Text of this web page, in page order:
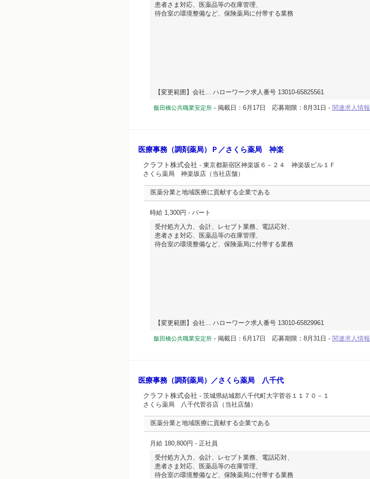
患者さま対応、医薬品等の在庫管理、
待合室の環境整備など、保険薬局に付帯する業務
【変更範囲】会社... ハローワーク求人番号 13010-65825561
飯田橋公共職業安定所 - 掲載日：6月17日 応募期限：8月31日 - 関連求人情報
医療事務（調剤薬局）Ｐ／さくら薬局 神楽
クラフト株式会社 - 東京都新宿区神楽坂６－２４ 神楽坂ビル１Ｆ
さくら薬局 神楽坂店（当社店舗）
医薬分業と地域医療に貢献する企業である
時給 1,300円 - パート
受付処方入力、会計、レセプト業務、電話応対、
患者さま対応、医薬品等の在庫管理、
待合室の環境整備など、保険薬局に付帯する業務
【変更範囲】会社... ハローワーク求人番号 13010-65829961
飯田橋公共職業安定所 - 掲載日：6月17日 応募期限：8月31日 - 関連求人情報
医療事務（調剤薬局）／さくら薬局 八千代
クラフト株式会社 - 茨城県結城郡八千代町大字菅谷１１７０－１
さくら薬局 八千代菅谷店（当社店舗）
医薬分業と地域医療に貢献する企業である
月給 180,800円 - 正社員
受付処方入力、会計、レセプト業務、電話応対、
患者さま対応、医薬品等の在庫管理、
待合室の環境整備など、保険薬局に付帯する業務